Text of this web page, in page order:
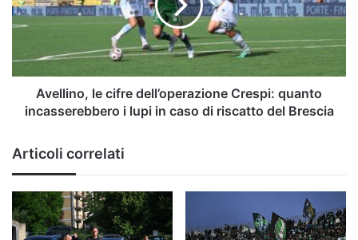
Crespi:
quanto
i
lupi
caso
del
Brescia
Avellino, le cifre dell’operazione Crespi: quanto
incasserebbero i lupi in caso di riscatto del Brescia
Articoli correlati